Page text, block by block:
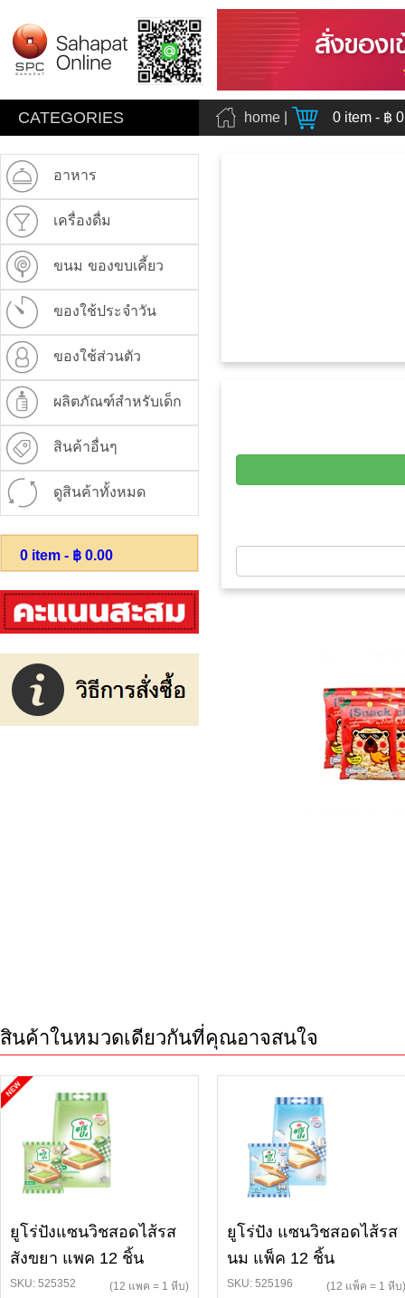
CATEGORIES home 0 item - ฿
อาหาร
เครื่องดื่ม
ขนม ของขบเคี้ยว
ของใช้ประจำวัน
ของใช้ส่วนตัว
ผลิตภัณฑ์สำหรับเด็ก
สินค้าอื่นๆ
ดูสินค้าทั้งหมด
0 item - ฿ 0.00
สินค้าในหมวดเดียวกันที่คุณอาจสนใจ
ยูโร่ปังแซนวิชสอดไส้รส
สังขยา แพค 12 ชิ้น
SKU: 525352 (12 แพค = 1 หีบ)
ยูโร่ปัง แซนวิชสอดไส้รส
นม แพ็ค 12 ชิ้น
SKU: 525196 (12 แพ็ค = 1 หีบ)